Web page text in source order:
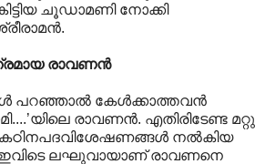
ചൂഡാമണി നോക്കി
രാവണൻ
കേൾക്കാത്തവൻ
രാവണൻ. എതിരിടേണ്ട മറ്റു
കഠിനപദവിശേഷണങ്ങൾ നൽകിയ
ലഘുവായാ‍ണ് രാവണനെ